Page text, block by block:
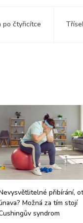
po čtyřicítce
přibírání,
Možná za tím stojí
syndrom